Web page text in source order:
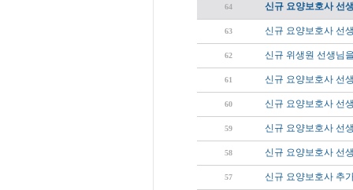
64 신규 요양보호사 선
63 신규 요양보호사 선
62 신규 위생원 선생님
61 신규 요양보호사 선
60 신규 요양보호사 선
59 신규 요양보호사 선
58 신규 요양보호사 선
57 신규 요양보호사 추